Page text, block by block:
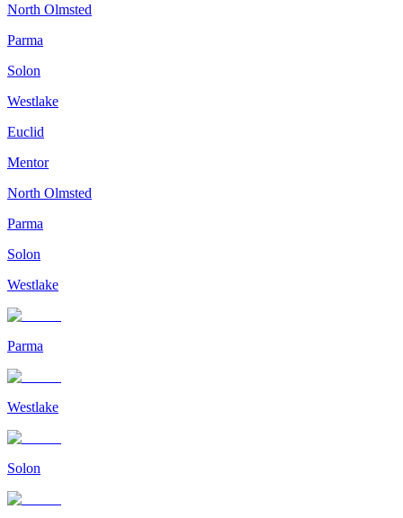
North Olmsted
Parma
Solon
Westlake
Euclid
Mentor
North Olmsted
Parma
Solon
Westlake
Parma
Westlake
Solon